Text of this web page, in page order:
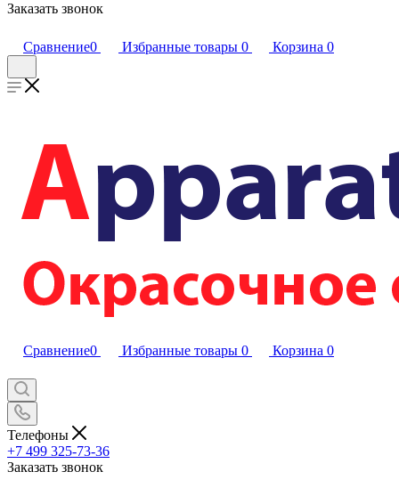
Заказать звонок
Сравнение0 Избранные товары 0 Корзина 0
Сравнение0 Избранные товары 0 Корзина 0
Телефоны
+7 499 325-73-36
Заказать звонок